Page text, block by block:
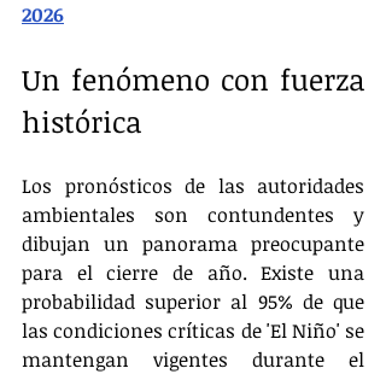
2026
Un fenómeno con fuerza
histórica
Los pronósticos de las autoridades
ambientales son contundentes y
dibujan un panorama preocupante
para el cierre de año. Existe una
probabilidad superior al 95% de que
las condiciones críticas de 'El Niño' se
mantengan vigentes durante el